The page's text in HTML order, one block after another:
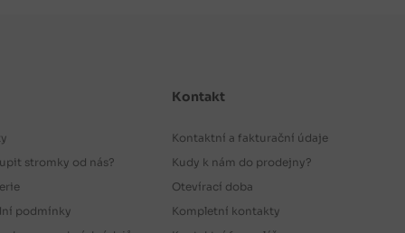
stromky od nás?
podmínky
Kontakt
Kontaktní a fakturační údaje
Kudy k nám do prodejny?
Otevírací doba
Kompletní kontakty